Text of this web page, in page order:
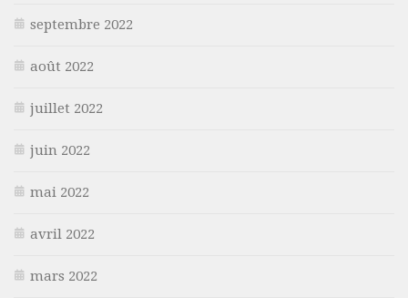
septembre 2022
août 2022
juillet 2022
juin 2022
mai 2022
avril 2022
mars 2022